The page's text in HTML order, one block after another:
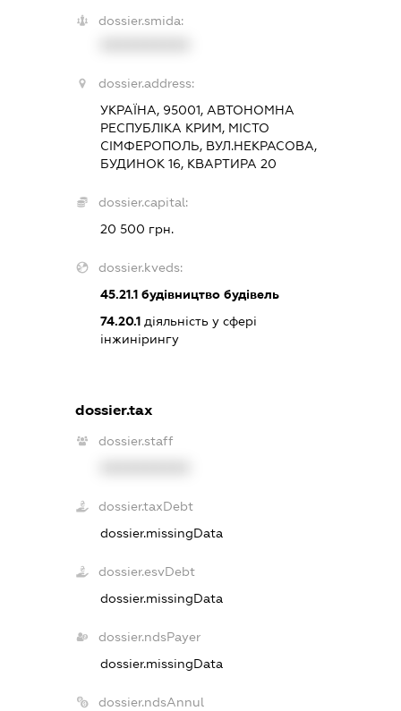
dossier.smida:
dossier.address:
УКРАЇНА, 95001, АВТОНОМНА
РЕСПУБЛІКА КРИМ, МІСТО
СІМФЕРОПОЛЬ, ВУЛ.НЕКРАСОВА,
БУДИНОК 16, КВАРТИРА 20
dossier.capital:
20 500 грн.
dossier.kveds:
45.21.1будівництво будівель
74.20.1діяльність у сфері
інжинірингу
dossier.tax
dossier.staff
dossier.taxDebt
dossier.missingData
dossier.esvDebt
dossier.missingData
dossier.ndsPayer
dossier.missingData
dossier.ndsAnnul